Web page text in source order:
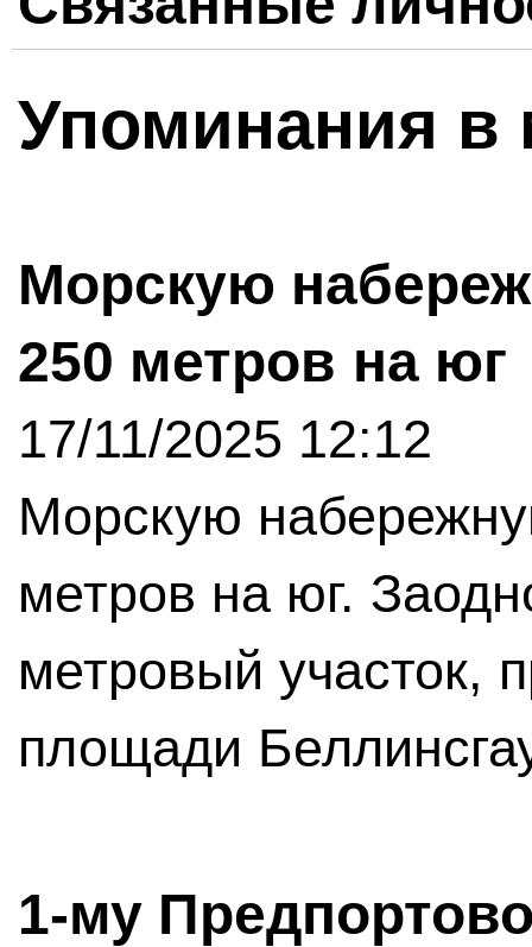
Упоминания в
Морскую
250 метров на юг
17/11/2025 12:12
Морскую
метров на юг.
метровый участок,
площади
1-му